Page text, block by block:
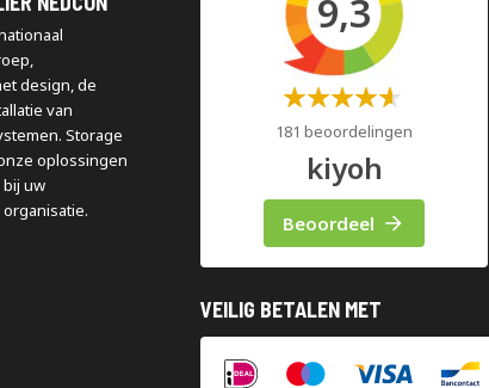
design, de
van
Storage
oplossingen
bij uw
9,3
Waardering:
181 beoordelingen
kiyoh
Beoordeel
VEILIG BETALEN MET